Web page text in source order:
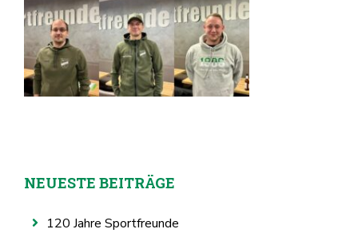
NEUESTE BEITRÄGE
120 Jahre Sportfreunde